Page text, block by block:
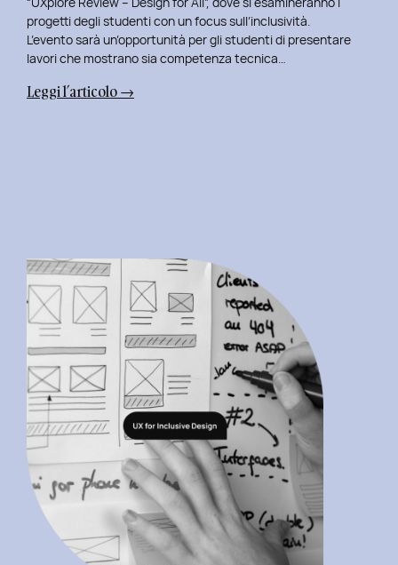
progetti degli studenti con un focus sull’inclusività.
L’evento sarà un’opportunità per gli studenti di presentare
lavori che mostrano sia competenza tecnica…
Leggi l’articolo →
gli
studenti
del
Master
in
User
Experience
per
l’Inclusive
Design